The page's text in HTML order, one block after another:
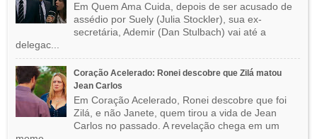
Em Quem Ama Cuida, depois de ser acusado de
assédio por Suely (Julia Stockler), sua ex-
secretária, Ademir (Dan Stulbach) vai até a
delegac...
Coração Acelerado: Ronei descobre que Zilá matou
Jean Carlos
Em Coração Acelerado, Ronei descobre que foi
Zilá, e não Janete, quem tirou a vida de Jean
Carlos no passado. A revelação chega em um